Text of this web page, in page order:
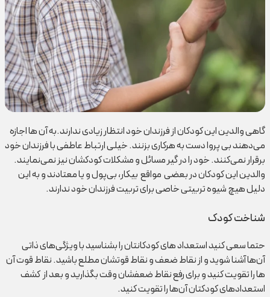
گاهی والدین این کودکان از فرزندان خود انتظار زیادی ندارند.به آن ها اجازه
می‌دهند بی پروا دست به هرکاری بزنند. خیلی ارتباط عاطفی با فرزندان خود
برقرار نمی‌کنند. خود را در گیر مسائل و مشکلات کودکشان نیز نمی‌نمایند.
والدین این کودکان در بعضی مواقع بیکار، بی‌پول و یا معتادند و به این
دلیل هیچ شیوه تربیتی خاصی برای تربیت فرزندان خود ندارند.
شناخت کودک
حتما سعی کنید استعداد های کودکانتان را بشناسید با ویژگی‌های ذاتی
آن‌ها آشنا شوید و از نقاط ضعف و نقاط قوتشان مطلع باشید. نقاط قوت آن
ها را تقویت کنید و برای رفع نقاط ضعفشان وقت بگذارید و بعد از کشف
استعدادهای کودکتان آن‌ها را تقویت کنید.